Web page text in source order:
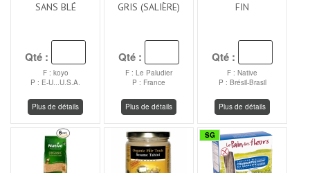
SANS BLÉ
Qté :
F : koyo
P : E-U...U.S.A.
Plus de détails
GRIS (SALIÈRE)
Qté :
F : Le Paludier
P : France
Plus de détails
FIN
Qté :
F : Native
P : Brésil-Brasil
Plus de détails
SG